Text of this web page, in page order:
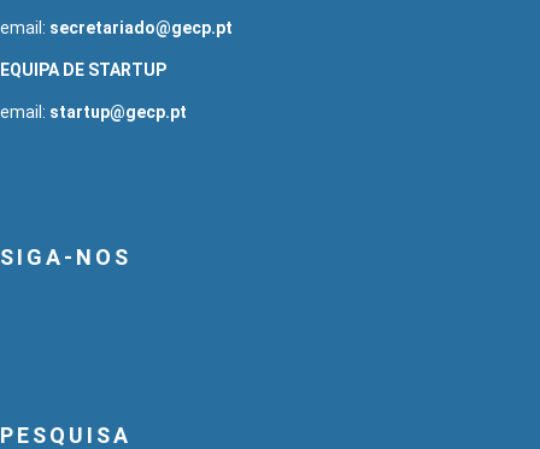
email: secretariado@gecp.pt
EQUIPA DE STARTUP
email: startup@gecp.pt
SIGA-NOS
PESQUISA